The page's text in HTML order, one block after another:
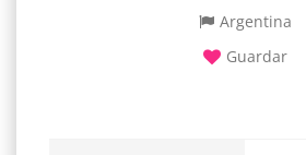
Argentina
Guardar